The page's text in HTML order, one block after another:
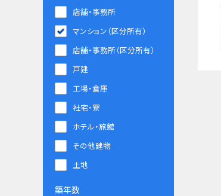
店舗・事務所
マンション（区分所有）
店舗・事務所（区分所有）
戸建
工場・倉庫
社宅・寮
ホテル・旅館
その他建物
土地
築年数